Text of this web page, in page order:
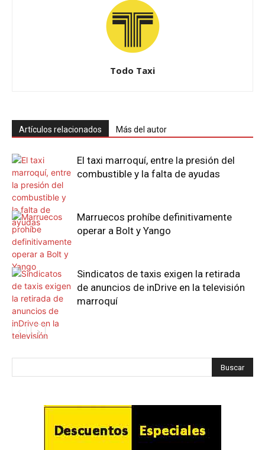
Todo Taxi
Artículos relacionados Más del autor
El taxi marroquí, entre la presión del
combustible y la falta de ayudas
Marruecos prohíbe definitivamente
operar a Bolt y Yango
Sindicatos de taxis exigen la retirada
de anuncios de inDrive en la televisión
marroquí